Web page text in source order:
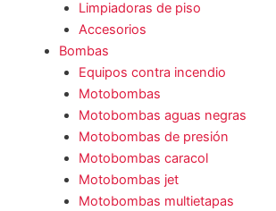
Limpiadoras de piso
Accesorios
Bombas
Equipos contra incendio
Motobombas
Motobombas aguas negras
Motobombas de presión
Motobombas caracol
Motobombas jet
Motobombas multietapas